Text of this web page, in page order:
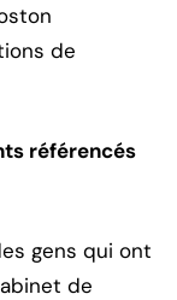
de
référencés
gens qui ont
de